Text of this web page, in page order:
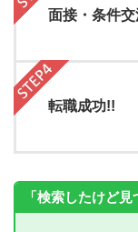
面接・条件交
転職成功!!
「検索したけど